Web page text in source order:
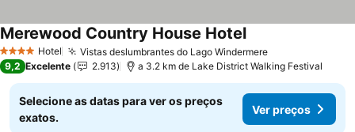
4 EstrelasHotel Vistas deslumbrantes do Lago WindermereVer preços
Merewood Country House HotelVer preços
9,2 Excelente 2.913 a 3.2 km de Lake District Walking Festival
Selecione as datas para ver os preços
exatos.
Ver preços